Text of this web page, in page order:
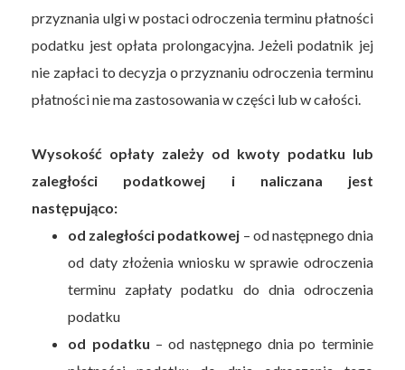
przyznania ulgi w postaci odroczenia terminu płatności
podatku jest opłata prolongacyjna. Jeżeli podatnik jej
nie zapłaci to decyzja o przyznaniu odroczenia terminu
płatności nie ma zastosowania w części lub w całości.
Wysokość opłaty zależy od kwoty podatku lub
zaległości podatkowej i naliczana jest
następująco:
od zaległości podatkowej – od następnego dnia
od daty złożenia wniosku w sprawie odroczenia
terminu zapłaty podatku do dnia odroczenia
podatku
od podatku – od następnego dnia po terminie